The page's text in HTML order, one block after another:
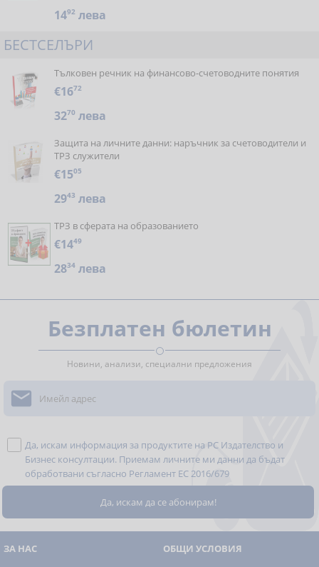
1492 лева
БЕСТСЕЛЪРИ
Тълковен речник на финансово-счетоводните понятия
€1672
3270 лева
Защита на личните данни: наръчник за счетоводители и
ТРЗ служители
€1505
2943 лева
ТРЗ в сферата на образованието
€1449
2834 лева
Безплатен бюлетин
Новини, анализи, специални предложения

Да, искам информация за продуктите на РС Издателство и
Бизнес консултации. Приемам личните ми данни да бъдат
обработвани съгласно Регламент ЕС 2016/679
ЗА НАС
ОБЩИ УСЛОВИЯ